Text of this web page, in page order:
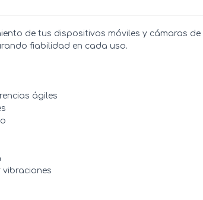
de tus dispositivos móviles y cámaras
fiabilidad en cada uso.
ágiles
vibraciones